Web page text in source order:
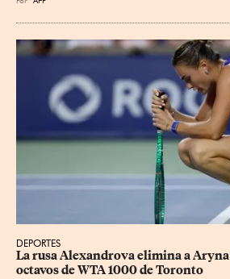
DEPORTES
La rusa Alexandrova elimina a Aryna
octavos de WTA 1000 de Toronto